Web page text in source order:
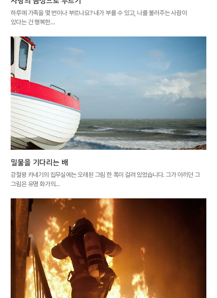
하루에 가족을 몇 번이나 부르나요? 내가 부를 수 있고, 나를 불러주는 사람이
있다는 건 행복한…
밀물을 기다리는 배
강철왕 카네기의 집무실에는 오래된 그림 한 폭이 걸려 있었습니다. 그가 아끼던 그
그림은 유명 화가의…